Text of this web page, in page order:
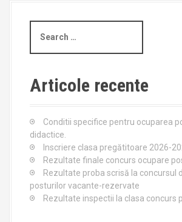
a
c
h
Articole recente
Conditii specifice pentru ocuparea
didactice.
Inscriere clasa pregătitoare 2026-
Rezultate finale concurs ocupare
Rezultate proba scrisă la concursul
posturilor vacante-rezervate
Rezultate inspectii la clasa concurs